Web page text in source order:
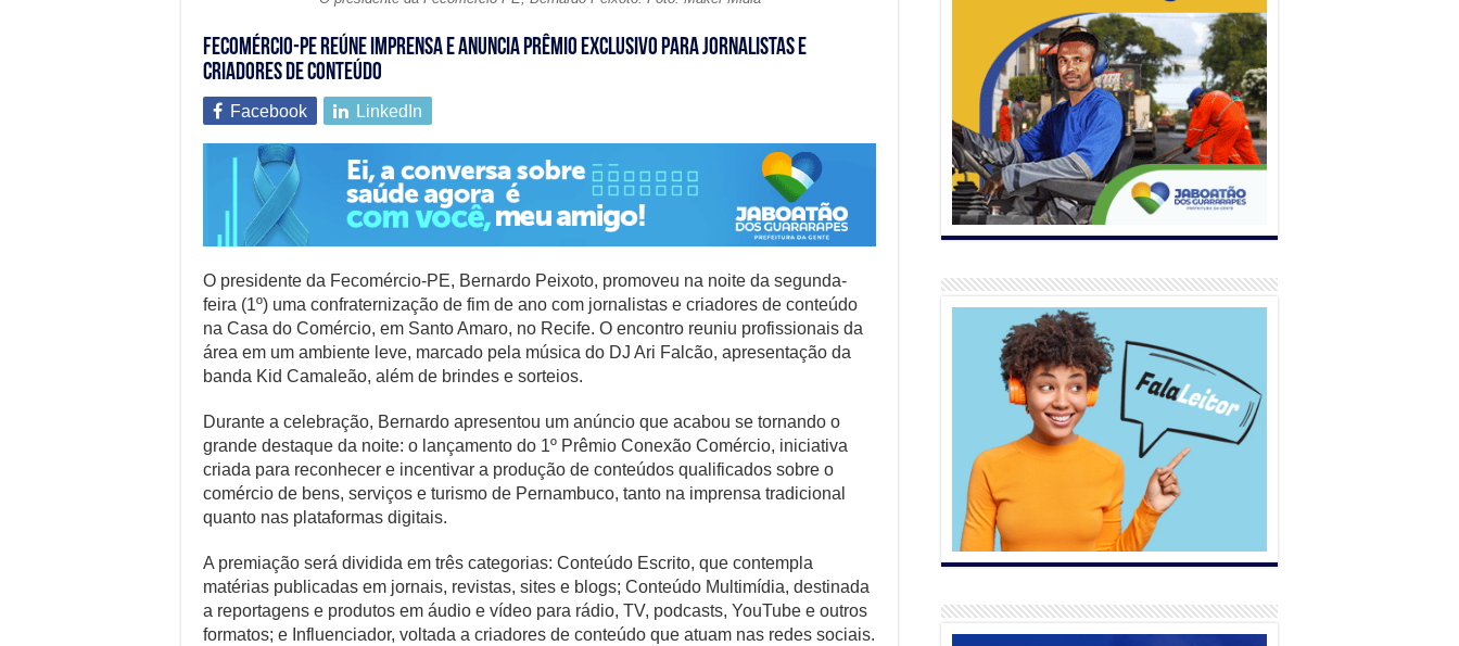
Fecomércio-PE reúne imprensa e anuncia prêmio exclusivo para jornalistas e
criadores de conteúdo
Facebook LinkedIn
O presidente da Fecomércio-PE, Bernardo Peixoto, promoveu na noite da segunda-
feira (1º) uma confraternização de fim de ano com jornalistas e criadores de conteúdo
na Casa do Comércio, em Santo Amaro, no Recife. O encontro reuniu profissionais da
área em um ambiente leve, marcado pela música do DJ Ari Falcão, apresentação da
banda Kid Camaleão, além de brindes e sorteios.
Durante a celebração, Bernardo apresentou um anúncio que acabou se tornando o
grande destaque da noite: o lançamento do 1º Prêmio Conexão Comércio, iniciativa
criada para reconhecer e incentivar a produção de conteúdos qualificados sobre o
comércio de bens, serviços e turismo de Pernambuco, tanto na imprensa tradicional
quanto nas plataformas digitais.
A premiação será dividida em três categorias: Conteúdo Escrito, que contempla
matérias publicadas em jornais, revistas, sites e blogs; Conteúdo Multimídia, destinada
a reportagens e produtos em áudio e vídeo para rádio, TV, podcasts, YouTube e outros
formatos; e Influenciador, voltada a criadores de conteúdo que atuam nas redes sociais.